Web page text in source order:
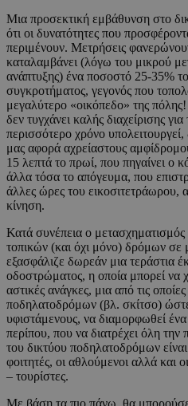
Μια προσεκτική εμβάθυνση στο
ότι οι δυνατότητες που
περιμένουν. Μετρήσεις
καταλαμβάνει (λόγω του μικρού
ανάπτυξης) ένα ποσοστό 25-35%
συγκροτήματος, γεγονός που
μεγαλύτερο «οικόπεδο» της
δεν τυγχάνει καλής διαχείρισης
περισσότερο χρόνο
μας αφορά αχρείαστους
15 λεπτά το πρωί, που πηγαίνει ο
άλλα τόσα το απόγευμα, που
άλλες ώρες του εικοσιτετράωρου,
κίνηση.
Κατά συνέπεια ο
τοπικών (και όχι μόνο) δρόμων
εξασφάλιζε δωρεάν μια τεράστια
οδοστρώματος, η οποία μπορεί να
αστικές ανάγκες, μια από τις
ποδηλατοδρόμων (βλ. σκίτσο)
υφιστάμενους, να διαμορφωθεί
περίπου, που να διατρέχει όλη
του δικτύου ποδηλατοδρόμων
φοιτητές, οι αθλούμενοι αλλά και
– τουρίστες.